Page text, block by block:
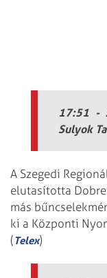
17:51 -
Sulyok
A Szegedi
elutasította
más
ki a Központi
(Telex)